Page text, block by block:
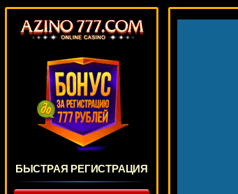
БЫСТРАЯ РЕГИСТРАЦИЯ